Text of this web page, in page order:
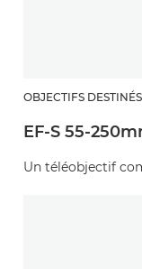
OBJECTIFS
EF-S 55-
Un téléobjectif